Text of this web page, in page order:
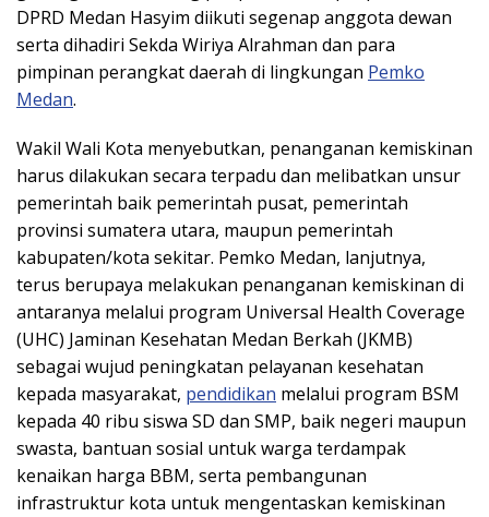
DPRD Medan Hasyim diikuti segenap anggota dewan
serta dihadiri Sekda Wiriya Alrahman dan para
pimpinan perangkat daerah di lingkungan Pemko
Medan.
Wakil Wali Kota menyebutkan, penanganan kemiskinan
harus dilakukan secara terpadu dan melibatkan unsur
pemerintah baik pemerintah pusat, pemerintah
provinsi sumatera utara, maupun pemerintah
kabupaten/kota sekitar. Pemko Medan, lanjutnya,
terus berupaya melakukan penanganan kemiskinan di
antaranya melalui program Universal Health Coverage
(UHC) Jaminan Kesehatan Medan Berkah (JKMB)
sebagai wujud peningkatan pelayanan kesehatan
kepada masyarakat, pendidikan melalui program BSM
kepada 40 ribu siswa SD dan SMP, baik negeri maupun
swasta, bantuan sosial untuk warga terdampak
kenaikan harga BBM, serta pembangunan
infrastruktur kota untuk mengentaskan kemiskinan